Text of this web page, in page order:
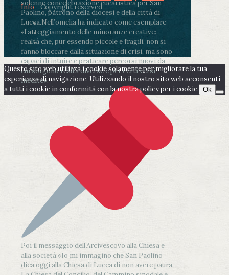
solenne concelebrazione eucaristica per San
Paolino, patrono della diocesi e della città di
Lucca.Nell’omelia ha indicato come esemplare
«l’atteggiamento delle minoranze creative:
realtà che, pur essendo piccole e fragili, non si
fanno bloccare dalla situazione di crisi, ma sono
capaci di intuire e praticare percorsi nuovi da
cui sorgono realtà diverse e per certi versi
inedite».
Poi il messaggio dell’Arcivescovo alla Chiesa e
alla società:«Io mi immagino che San Paolino
dica oggi alla Chiesa di Lucca di non avere paura.
Info- Copyright reserved
Questo sito web utilizza i cookie solamente per migliorare la tua
esperienza di navigazione. Utilizzando il nostro sito web acconsenti
a tutti i cookie in conformità con la nostra policy per i cookie. Ok